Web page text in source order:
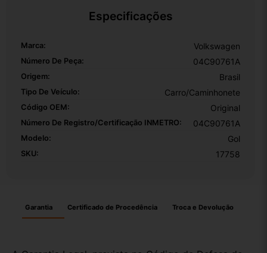
Especificações
Marca: Volkswagen
Número De Peça: 04C90761A
Origem: Brasil
Tipo De Veículo: Carro/Caminhonete
Código OEM: Original
Número De Registro/certificação INMETRO: 04C90761A
Modelo: Gol
SKU: 17758
Garantia Certificado de Procedência Troca e Devolução